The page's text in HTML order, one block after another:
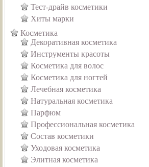
Тест-драйв косметики
Хиты марки
Косметика
Декоративная косметика
Инструменты красоты
Косметика для волос
Косметика для ногтей
Лечебная косметика
Натуральная косметика
Парфюм
Профессиональная косметика
Состав косметики
Уходовая косметика
Элитная косметика